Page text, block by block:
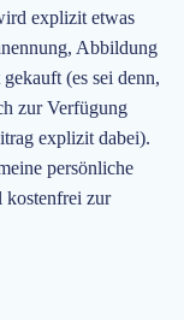
explizit etwas
Abbildung
(es sei denn,
zur Verfügung
explizit dabei).
persönliche
kostenfrei zur